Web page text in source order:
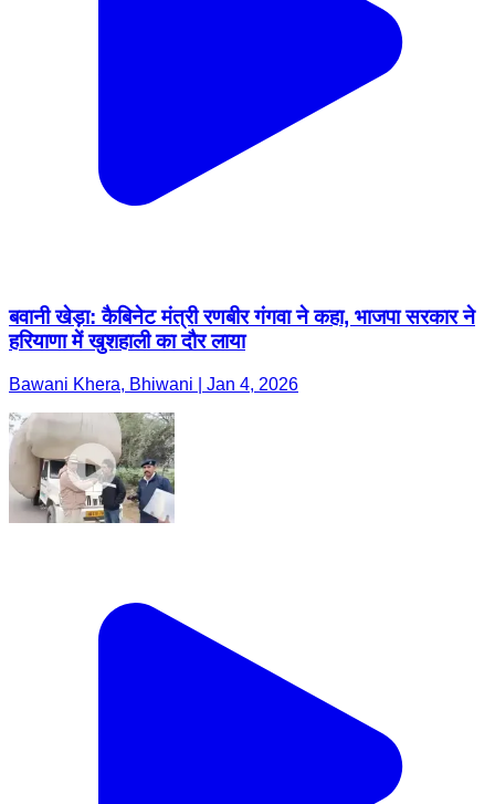
बवानी खेड़ा: कैबिनेट मंत्री रणबीर गंगवा ने कहा, भाजपा सरकार ने
हरियाणा में खुशहाली का दौर लाया
Bawani Khera, Bhiwani | Jan 4, 2026